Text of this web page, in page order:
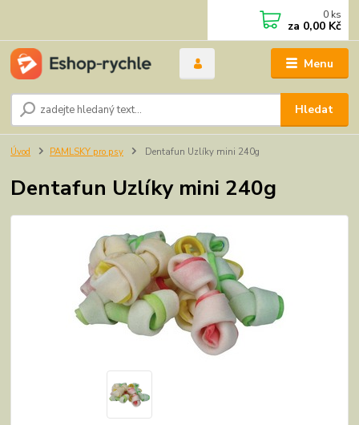
Menu
Hledat
0 ks
za 0,00 Kč
Úvod PAMLSKY pro psy Dentafun Uzlíky mini 240g
Dentafun Uzlíky mini 240g